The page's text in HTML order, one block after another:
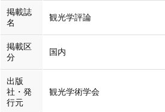
掲載誌
名
観光学評論
掲載区
分
国内
出版
社・発
行元
観光学術学会